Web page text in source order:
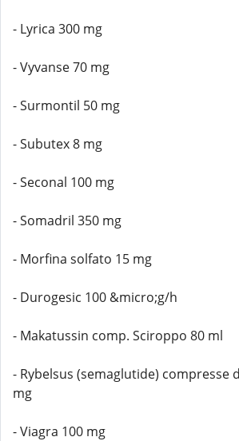
- Lyrica 300 mg
- Vyvanse 70 mg
- Surmontil 50 mg
- Subutex 8 mg
- Seconal 100 mg
- Somadril 350 mg
- Morfina solfato 15 mg
- Durogesic 100 &micro;g/h
- Makatussin comp. Sciroppo 80 ml
- Rybelsus (semaglutide) compresse
mg
- Viagra 100 mg